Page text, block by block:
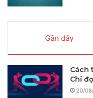
Gần đây
Cách
Chỉ
20/